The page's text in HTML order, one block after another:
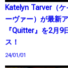
Katelyn Tarver（ケ
ーヴァー）が最新
『Quitter』を2月9
ス！
24/01/01